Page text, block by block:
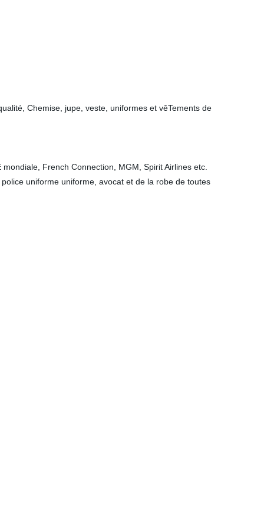
Chemise, jupe, veste, uniformes et vêTements de
French Connection, MGM, Spirit Airlines etc.
uniforme uniforme, avocat et de la robe de toutes